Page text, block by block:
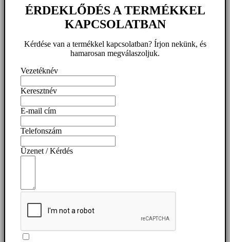
ÉRDEKLŐDÉS A TERMÉKKEL
KAPCSOLATBAN
Kérdése van a termékkel kapcsolatban? Írjon nekünk, és
hamarosan megválaszoljuk.
Vezetéknév
Keresztnév
E-mail cím
Telefonszám
Üzenet / Kérdés